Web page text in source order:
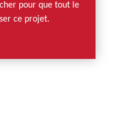
pour que tout le
ce projet.